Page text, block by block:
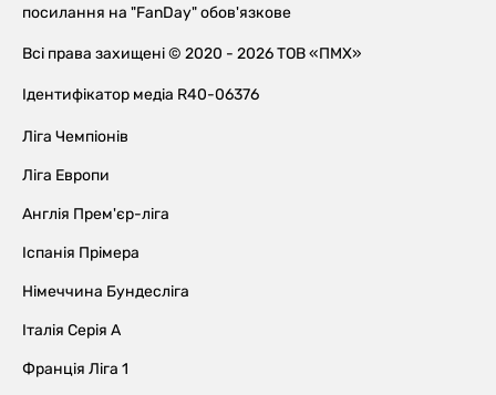
посилання на "FanDay" обов'язкове
Всі права захищені © 2020 - 2026 ТОВ «ПМХ»
Ідентифікатор медіа R40-06376
Ліга Чемпіонів
Ліга Европи
Англія Прем'єр-ліга
Іспанія Прімера
Німеччина Бундесліга
Італія Серія А
Франція Ліга 1